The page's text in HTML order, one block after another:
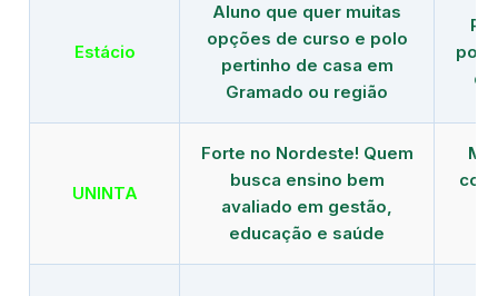
Estácio
Aluno que quer muitas
opções de curso e polo
pertinho de casa em
Gramado ou região
UNINTA
Forte no Nordeste! Quem
busca ensino bem
avaliado em gestão,
educação e saúde